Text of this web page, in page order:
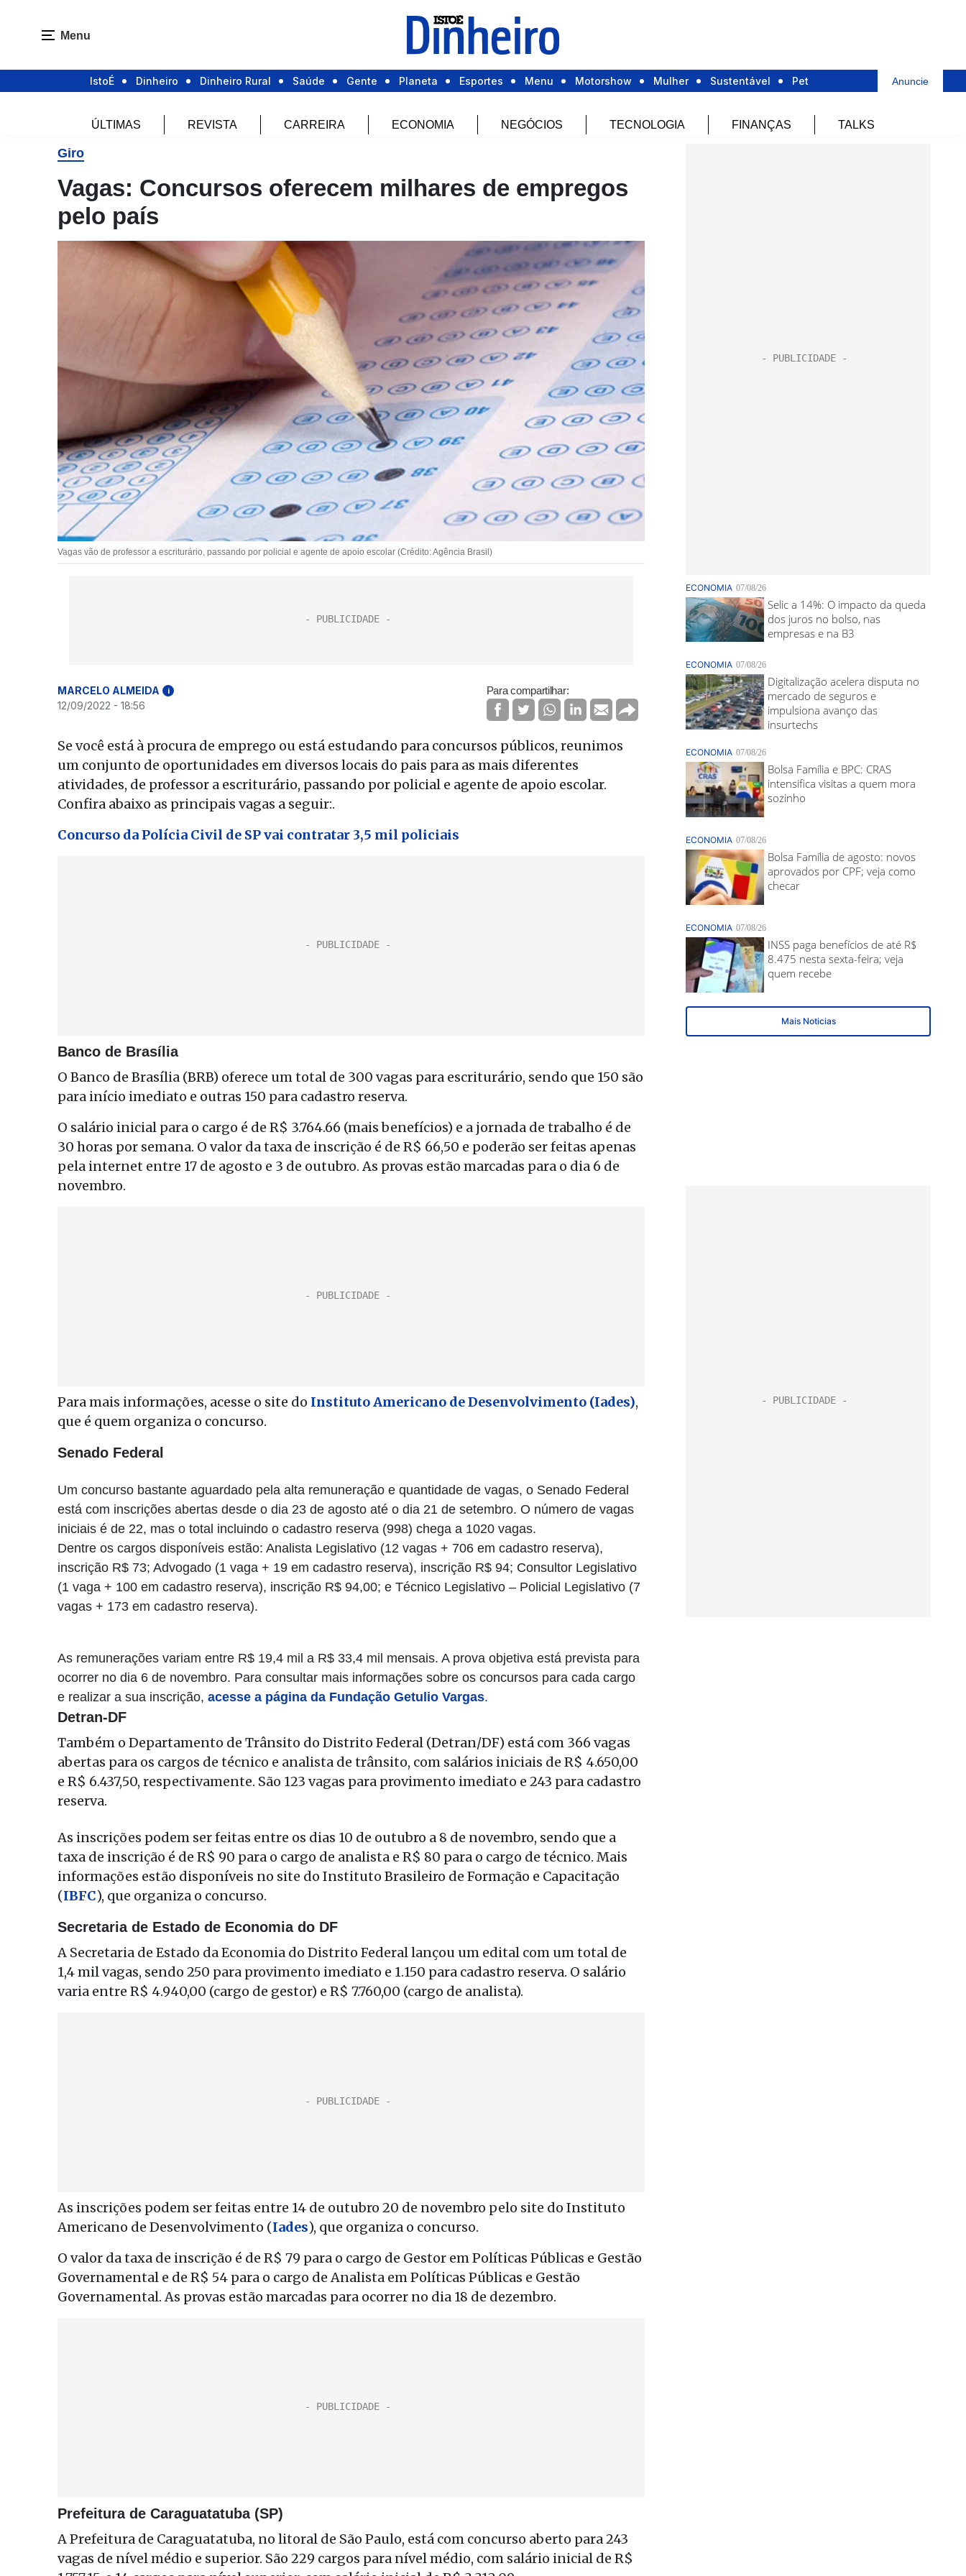
Menu
IstoÉ Dinheiro Dinheiro Rural Saúde Gente Planeta Esportes Menu Motorshow Mulher Sustentável Pet Anuncie
ÚLTIMAS REVISTA CARREIRA ECONOMIA NEGÓCIOS TECNOLOGIA FINANÇAS TALKS
Giro
Vagas: Concursos oferecem milhares de empregos
pelo país
Vagas vão de professor a escriturário, passando por policial e agente de apoio escolar (Crédito: Agência Brasil)
MARCELO ALMEIDA i
12/09/2022 - 18:56
Para compartilhar:
Se você está à procura de emprego ou está estudando para concursos públicos, reunimos
um conjunto de oportunidades em diversos locais do pais para as mais diferentes
atividades, de professor a escriturário, passando por policial e agente de apoio escolar.
Confira abaixo as principais vagas a seguir:.
Concurso da Polícia Civil de SP vai contratar 3,5 mil policiais
Banco de Brasília
O Banco de Brasília (BRB) oferece um total de 300 vagas para escriturário, sendo que 150 são
para início imediato e outras 150 para cadastro reserva.
O salário inicial para o cargo é de R$ 3.764.66 (mais benefícios) e a jornada de trabalho é de
30 horas por semana. O valor da taxa de inscrição é de R$ 66,50 e poderão ser feitas apenas
pela internet entre 17 de agosto e 3 de outubro. As provas estão marcadas para o dia 6 de
novembro.
Para mais informações, acesse o site do Instituto Americano de Desenvolvimento (Iades),
que é quem organiza o concurso.
Senado Federal
Um concurso bastante aguardado pela alta remuneração e quantidade de vagas, o Senado Federal
está com inscrições abertas desde o dia 23 de agosto até o dia 21 de setembro. O número de vagas
iniciais é de 22, mas o total incluindo o cadastro reserva (998) chega a 1020 vagas.
Dentre os cargos disponíveis estão: Analista Legislativo (12 vagas + 706 em cadastro reserva),
inscrição R$ 73; Advogado (1 vaga + 19 em cadastro reserva), inscrição R$ 94; Consultor Legislativo
(1 vaga + 100 em cadastro reserva), inscrição R$ 94,00; e Técnico Legislativo – Policial Legislativo (7
vagas + 173 em cadastro reserva).
As remunerações variam entre R$ 19,4 mil a R$ 33,4 mil mensais. A prova objetiva está prevista para
ocorrer no dia 6 de novembro. Para consultar mais informações sobre os concursos para cada cargo
e realizar a sua inscrição, acesse a página da Fundação Getulio Vargas.
Detran-DF
Também o Departamento de Trânsito do Distrito Federal (Detran/DF) está com 366 vagas
abertas para os cargos de técnico e analista de trânsito, com salários iniciais de R$ 4.650,00
e R$ 6.437,50, respectivamente. São 123 vagas para provimento imediato e 243 para cadastro
reserva.
As inscrições podem ser feitas entre os dias 10 de outubro a 8 de novembro, sendo que a
taxa de inscrição é de R$ 90 para o cargo de analista e R$ 80 para o cargo de técnico. Mais
informações estão disponíveis no site do Instituto Brasileiro de Formação e Capacitação
(IBFC), que organiza o concurso.
Secretaria de Estado de Economia do DF
A Secretaria de Estado da Economia do Distrito Federal lançou um edital com um total de
1,4 mil vagas, sendo 250 para provimento imediato e 1.150 para cadastro reserva. O salário
varia entre R$ 4.940,00 (cargo de gestor) e R$ 7.760,00 (cargo de analista).
As inscrições podem ser feitas entre 14 de outubro 20 de novembro pelo site do Instituto
Americano de Desenvolvimento (Iades), que organiza o concurso.
O valor da taxa de inscrição é de R$ 79 para o cargo de Gestor em Políticas Públicas e Gestão
Governamental e de R$ 54 para o cargo de Analista em Políticas Públicas e Gestão
Governamental. As provas estão marcadas para ocorrer no dia 18 de dezembro.
Prefeitura de Caraguatatuba (SP)
A Prefeitura de Caraguatatuba, no litoral de São Paulo, está com concurso aberto para 243
vagas de nível médio e superior. São 229 cargos para nível médio, com salário inicial de R$